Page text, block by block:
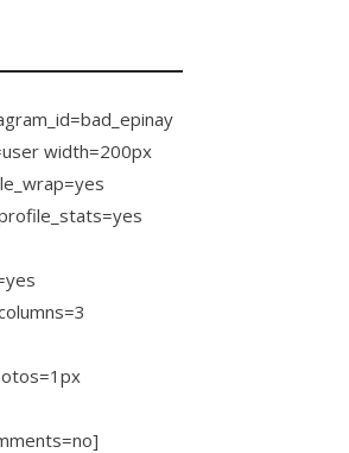
width=200px